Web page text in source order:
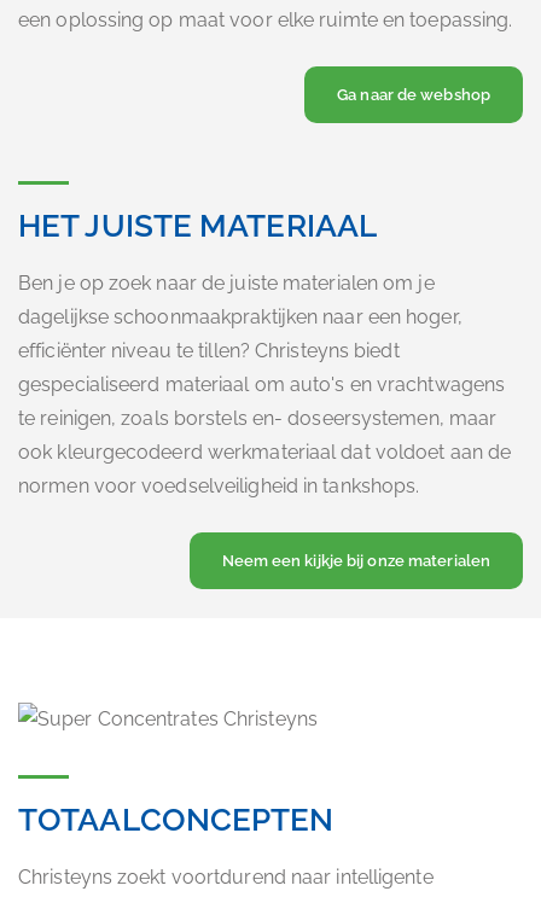
een oplossing op maat voor elke ruimte en toepassing.
Ga naar de webshop
HET JUISTE MATERIAAL
Ben je op zoek naar de juiste materialen om je
dagelijkse schoonmaakpraktijken naar een hoger,
efficiënter niveau te tillen? Christeyns biedt
gespecialiseerd materiaal om auto's en vrachtwagens
te reinigen, zoals borstels en- doseersystemen, maar
ook kleurgecodeerd werkmateriaal dat voldoet aan de
normen voor voedselveiligheid in tankshops.
Neem een kijkje bij onze materialen
TOTAALCONCEPTEN
Christeyns zoekt voortdurend naar intelligente